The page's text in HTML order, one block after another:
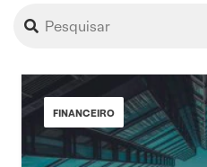
FINANCEIRO